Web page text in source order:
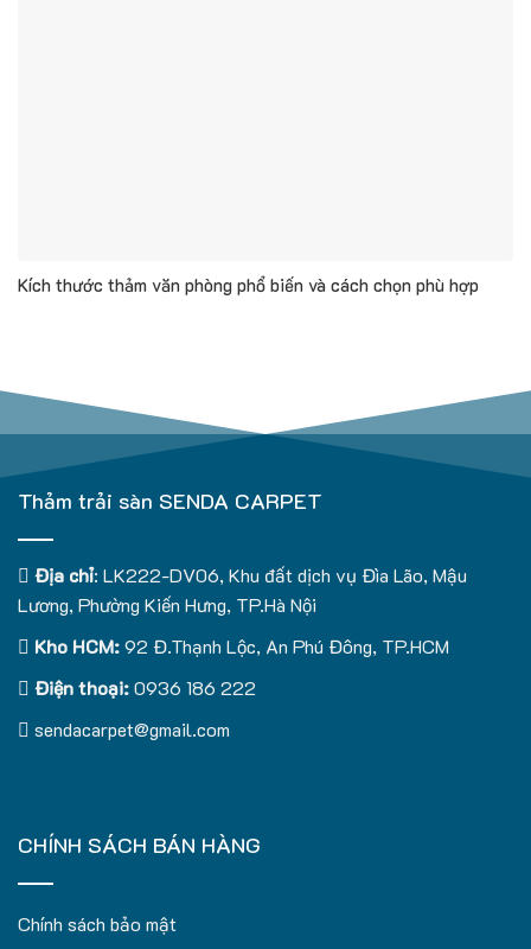
Kích thước thảm văn phòng phổ biến và cách chọn phù hợp
Thảm trải sàn SENDA CARPET
Địa chỉ: LK222-DV06, Khu đất dịch vụ Đìa Lão, Mậu
Lương, Phường Kiến Hưng, TP.Hà Nội
Kho HCM:92 Đ.Thạnh Lộc, An Phú Đông, TP.HCM
Điện thoại:0936 186 222
sendacarpet@gmail.com
CHÍNH SÁCH BÁN HÀNG
Chính sách bảo mật